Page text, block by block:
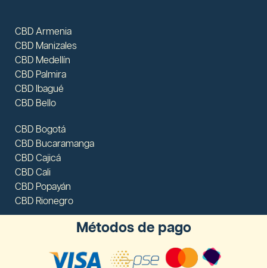
CBD Armenia
CBD Manizales
CBD Medellín
CBD Palmira
CBD Ibagué
CBD Bello
CBD Bogotá
CBD Bucaramanga
CBD Cajicá
CBD Cali
CBD Popayán
CBD Rionegro
Métodos de pago